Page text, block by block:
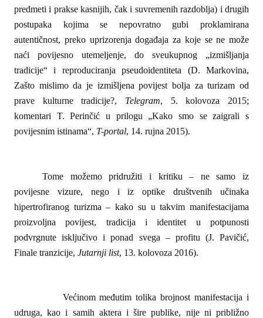
predmeti i prakse kasnijih, čak i suvremenih razdoblja) i drugih
postupaka kojima se nepovratno gubi proklamirana
autentičnost, preko uprizorenja događaja za koje se ne može
naći povijesno utemeljenje, do sveukupnog „izmišljanja
tradicije“ i reproduciranja pseudoidentiteta (D. Markovina,
Zašto mislimo da je izmišljena povijest bolja za turizam od
prave kulturne tradicije?, Telegram, 5. kolovoza 2015;
komentari T. Perinčić u prilogu „Kako smo se zaigrali s
povijesnim istinama“, T-portal, 14. rujna 2015).
Tome možemo pridružiti i kritiku – ne samo iz
povijesne vizure, nego i iz optike društvenih učinaka
hipertrofiranog turizma – kako su u takvim manifestacijama
proizvoljna povijest, tradicija i identitet u potpunosti
podvrgnute isključivo i ponad svega – profitu (J. Pavičić,
Finale tranzicije, Jutarnji list, 13. kolovoza 2016).
Većinom međutim tolika brojnost manifestacija i
udruga, kao i samih aktera i šire publike, nije ni približno